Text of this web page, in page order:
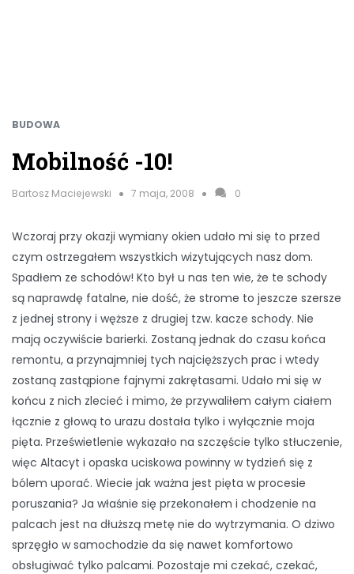
BUDOWA
Mobilność -10!
Bartosz Maciejewski 7 maja, 2008 0
Wczoraj przy okazji wymiany okien udało mi się to przed
czym ostrzegałem wszystkich wizytujących nasz dom.
Spadłem ze schodów! Kto był u nas ten wie, że te schody
są naprawdę fatalne, nie dość, że strome to jeszcze szersze
z jednej strony i węższe z drugiej tzw. kacze schody. Nie
mają oczywiście barierki. Zostaną jednak do czasu końca
remontu, a przynajmniej tych najcięższych prac i wtedy
zostaną zastąpione fajnymi zakrętasami. Udało mi się w
końcu z nich zlecieć i mimo, że przywaliłem całym ciałem
łącznie z głową to urazu dostała tylko i wyłącznie moja
pięta. Prześwietlenie wykazało na szczęście tylko stłuczenie,
więc Altacyt i opaska uciskowa powinny w tydzień się z
bólem uporać. Wiecie jak ważna jest pięta w procesie
poruszania? Ja właśnie się przekonałem i chodzenie na
palcach jest na dłuższą metę nie do wytrzymania. O dziwo
sprzęgło w samochodzie da się nawet komfortowo
obsługiwać tylko palcami. Pozostaje mi czekać, czekać,